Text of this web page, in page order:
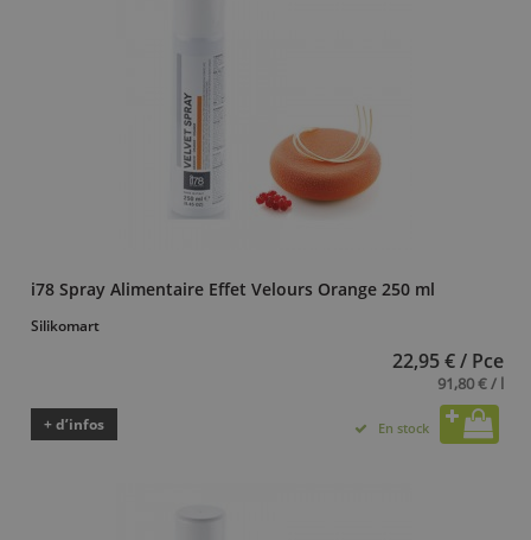
i78 Spray Alimentaire Effet Velours Orange 250 ml
Silikomart
22,95 € / Pce
91,80 € / l
+ d’infos En stock